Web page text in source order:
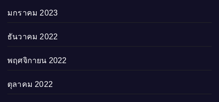
มกราคม 2023
ธันวาคม 2022
พฤศจิกายน 2022
ตุลาคม 2022